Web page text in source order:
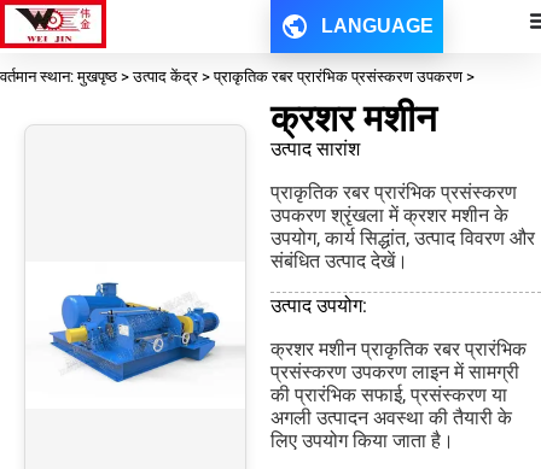
LANGUAGE
वर्तमान स्थान: मुखपृष्ठ > उत्पाद केंद्र > प्राकृतिक रबर प्रारंभिक प्रसंस्करण उपकरण >
क्रशर मशीन
उत्पाद सारांश
प्राकृतिक रबर प्रारंभिक प्रसंस्करण
उपकरण श्रृंखला में क्रशर मशीन के
उपयोग, कार्य सिद्धांत, उत्पाद विवरण और
संबंधित उत्पाद देखें।
उत्पाद उपयोग:
क्रशर मशीन प्राकृतिक रबर प्रारंभिक
प्रसंस्करण उपकरण लाइन में सामग्री
की प्रारंभिक सफाई, प्रसंस्करण या
अगली उत्पादन अवस्था की तैयारी के
लिए उपयोग किया जाता है।